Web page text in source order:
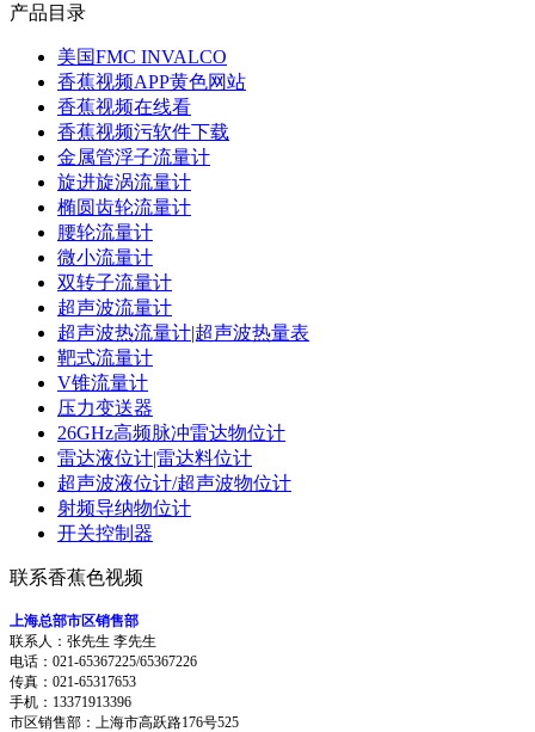
产品目录
美国FMC INVALCO
香蕉视频APP黄色网站
香蕉视频在线看
香蕉视频污软件下载
金属管浮子流量计
旋进旋涡流量计
椭圆齿轮流量计
腰轮流量计
微小流量计
双转子流量计
超声波流量计
超声波热流量计|超声波热量表
靶式流量计
V锥流量计
压力变送器
26GHz高频脉冲雷达物位计
雷达液位计|雷达料位计
超声波液位计/超声波物位计
射频导纳物位计
开关控制器
联系香蕉色视频
上海总部市区销售部
联系人：张先生 李先生
电话：021-65367225/65367226
传真：021-65317653
手机：13371913396
市区销售部：上海市高跃路176号525